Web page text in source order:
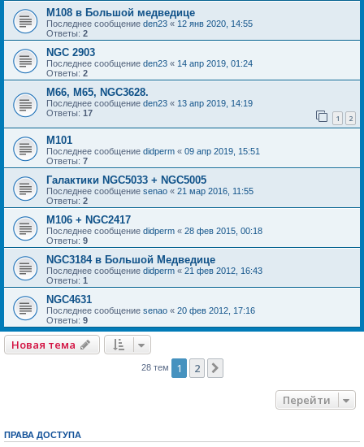
M108 в Большой медведице
Последнее сообщение den23 « 12 янв 2020, 14:55
Ответы: 2
NGC 2903
Последнее сообщение den23 « 14 апр 2019, 01:24
Ответы: 2
М66, М65, NGC3628.
Последнее сообщение den23 « 13 апр 2019, 14:19
Ответы: 17 1 2
M101
Последнее сообщение didperm « 09 апр 2019, 15:51
Ответы: 7
Галактики NGC5033 + NGC5005
Последнее сообщение senao « 21 мар 2016, 11:55
Ответы: 2
M106 + NGC2417
Последнее сообщение didperm « 28 фев 2015, 00:18
Ответы: 9
NGC3184 в Большой Медведице
Последнее сообщение didperm « 21 фев 2012, 16:43
Ответы: 1
NGC4631
Последнее сообщение senao « 20 фев 2012, 17:16
Ответы: 9
Новая тема
28 тем 1 2
Перейти
ПРАВА ДОСТУПА